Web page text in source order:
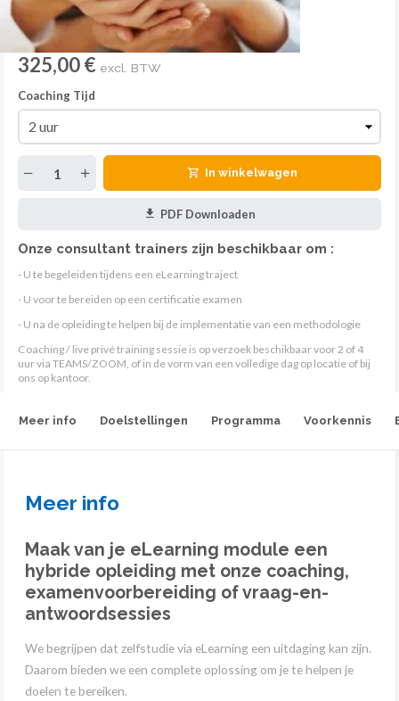
325,00 € excl. BTW
Coaching Tijd
In winkelwagen
PDF Downloaden
Onze consultant trainers zijn beschikbaar om :
- U te begeleiden tijdens een eLearning traject
- U voor te bereiden op een certificatie examen
- U na de opleiding te helpen bij de implementatie van een methodologie
Coaching / live privé training sessie is op verzoek beschikbaar voor 2 of 4
uur via TEAMS/ZOOM, of in de vorm van een volledige dag op locatie of bij
ons op kantoor.
Meer info Doelstellingen Programma Voorkennis
Meer info
Maak van je eLearning module een
hybride opleiding met onze coaching,
examenvoorbereiding of vraag-en-
antwoordsessies
We begrijpen dat zelfstudie via eLearning een uitdaging kan zijn.
Daarom bieden we een complete oplossing om je te helpen je
doelen te bereiken.